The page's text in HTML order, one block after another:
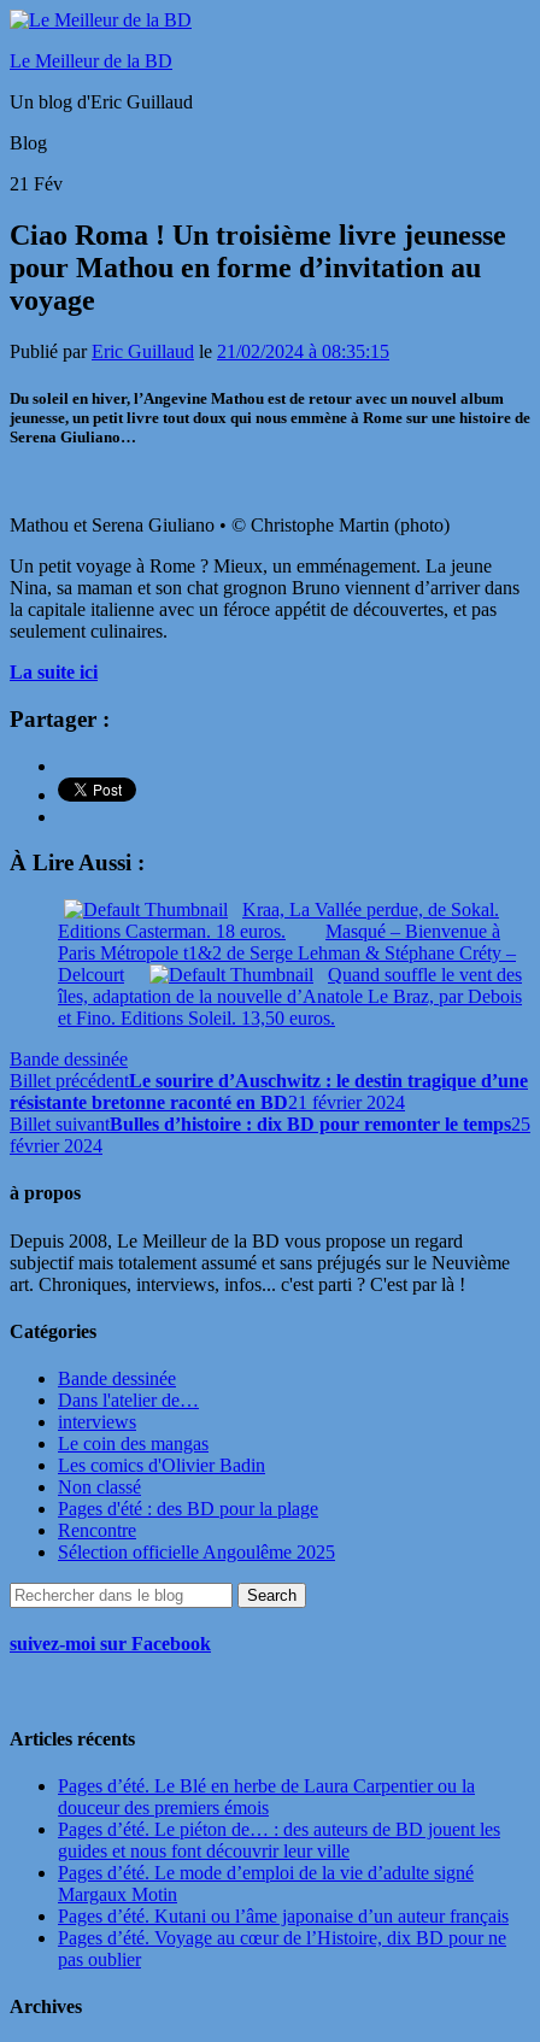
Le Meilleur de la BD
Un blog d'Eric Guillaud
Blog
21 Fév
Ciao Roma ! Un troisième livre jeunesse
pour Mathou en forme d’invitation au
voyage
Publié parEric Guillaud le 21/02/2024 à 08:35:15
Du soleil en hiver, l’Angevine Mathou est de retour avec un nouvel album
jeunesse, un petit livre tout doux qui nous emmène à Rome sur une histoire de
Serena Giuliano…
Mathou et Serena Giuliano • © Christophe Martin (photo)
Un petit voyage à Rome ? Mieux, un emménagement. La jeune
Nina, sa maman et son chat grognon Bruno viennent d’arriver dans
la capitale italienne avec un féroce appétit de découvertes, et pas
seulement culinaires.
La suite ici
Partager :
À Lire Aussi :
Kraa, La Vallée perdue, de Sokal.
Editions Casterman. 18 euros.
Masqué – Bienvenue à
Paris Métropole t1&2 de Serge Lehman & Stéphane Créty –
Delcourt
Quand souffle le vent des
îles, adaptation de la nouvelle d’Anatole Le Braz, par Debois
et Fino. Editions Soleil. 13,50 euros.
Bande dessinée
Billet précédentLe sourire d’Auschwitz : le destin tragique d’une
résistante bretonne raconté en BD21 février 2024
Billet suivantBulles d’histoire : dix BD pour remonter le temps25
février 2024
à propos
Depuis 2008, Le Meilleur de la BD vous propose un regard
subjectif mais totalement assumé et sans préjugés sur le Neuvième
art. Chroniques, interviews, infos... c'est parti ? C'est par là !
Catégories
Bande dessinée
Dans l'atelier de…
interviews
Le coin des mangas
Les comics d'Olivier Badin
Non classé
Pages d'été : des BD pour la plage
Rencontre
Sélection officielle Angoulême 2025
suivez-moi sur Facebook
Articles récents
Pages d’été. Le Blé en herbe de Laura Carpentier ou la
douceur des premiers émois
Pages d’été. Le piéton de… : des auteurs de BD jouent les
guides et nous font découvrir leur ville
Pages d’été. Le mode d’emploi de la vie d’adulte signé
Margaux Motin
Pages d’été. Kutani ou l’âme japonaise d’un auteur français
Pages d’été. Voyage au cœur de l’Histoire, dix BD pour ne
pas oublier
Archives